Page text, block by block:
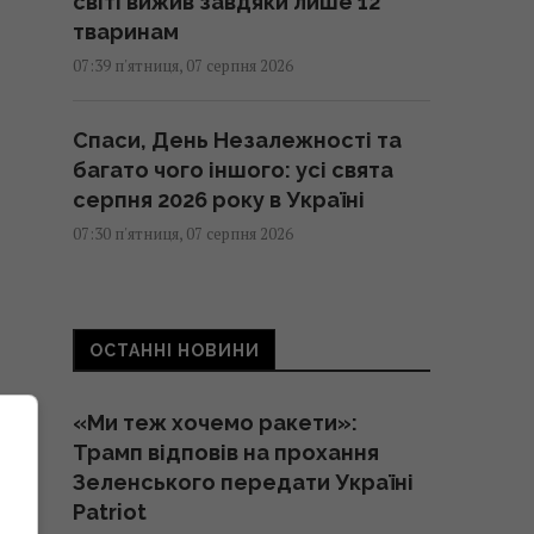
тваринам
07:39 п'ятниця, 07 серпня 2026
Спаси, День Незалежності та
багато чого іншого: усі свята
серпня 2026 року в Україні
07:30 п'ятниця, 07 серпня 2026
інформації про дефіцит запасів
зброї у США, – CNN
Гороскоп на 7 серпня за
картами Таро: Водоліям - вибір,
ОСТАННІ НОВИНИ
«Ми теж хочемо ракети»:
Трамп відповів на прохання
Зеленського передати Україні
Patriot